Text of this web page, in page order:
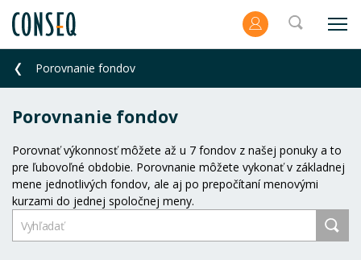
Porovnanie fondov
Porovnanie fondov
Porovnať výkonnosť môžete až u 7 fondov z našej ponuky a to
pre ľubovoľné obdobie. Porovnanie môžete vykonať v základnej
mene jednotlivých fondov, ale aj po prepočítaní menovými
kurzami do jednej spoločnej meny.